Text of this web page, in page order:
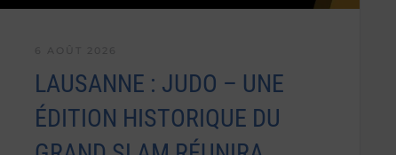
LAUSANNE : JUDO – UNE
ÉDITION HISTORIQUE DU